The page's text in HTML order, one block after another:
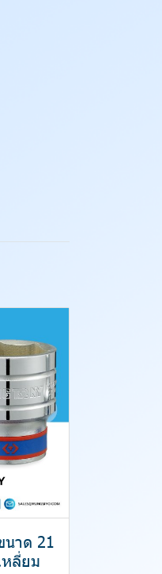
าด 21
ลี่ยม